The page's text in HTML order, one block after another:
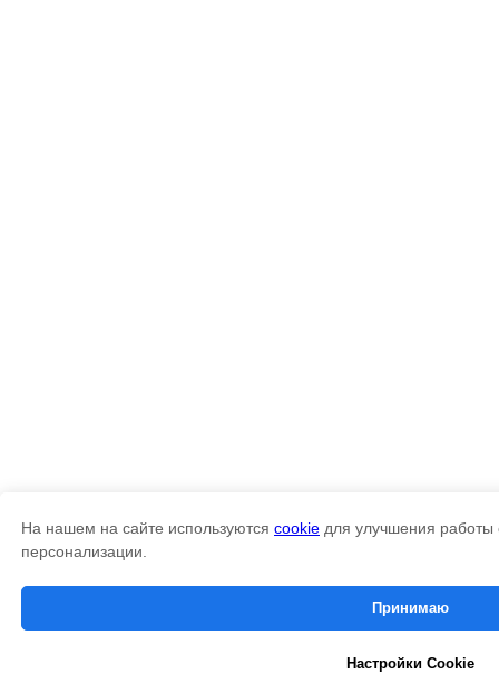
Cookies managing
We use cookies to provide the best site experience.
Accept All
Cookie Settings
На нашем на сайте используются cookie для улучшения работы
персонализации.
Принимаю
Настройки Cookie